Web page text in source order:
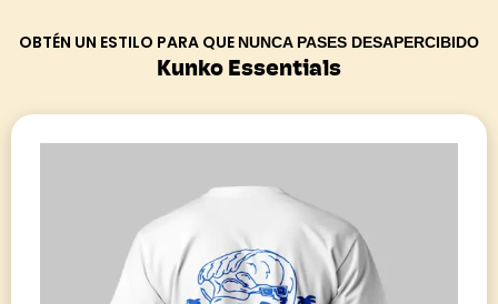
OBTÉN UN ESTILO PARA QUE NUNCA PASES DESAPERCIBIDO
Kunko Essentials